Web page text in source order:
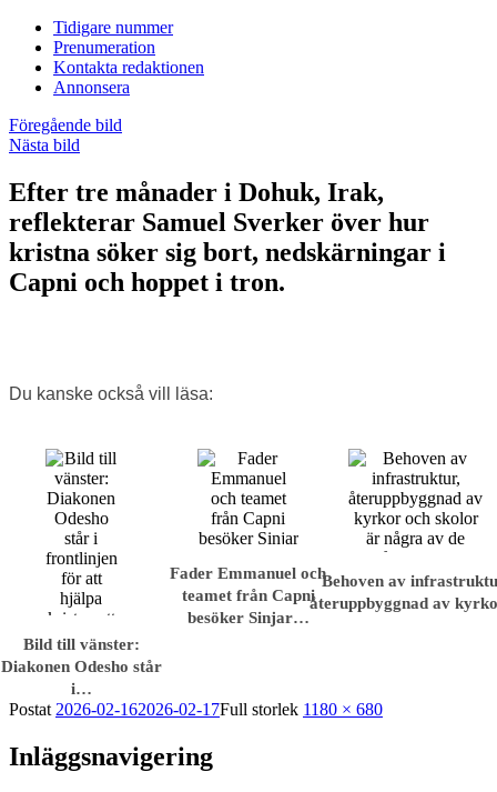
Tidigare nummer
Prenumeration
Kontakta redaktionen
Annonsera
Föregående bild
Nästa bild
Efter tre månader i Dohuk, Irak,
reflekterar Samuel Sverker över hur
kristna söker sig bort, nedskärningar i
Capni och hoppet i tron.
Du kanske också vill läsa:
Bild till vänster:
Diakonen Odesho står
i…
Fader Emmanuel och
teamet från Capni
besöker Sinjar…
Behoven av
återuppbyggnad av
Postat 2026-02-162026-02-17Full storlek 1180 × 680
Inläggsnavigering